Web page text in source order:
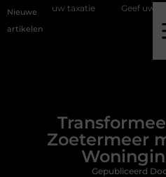
Nieuwe
artikelen
Geef uw slaapkamer een
Zoetermeer
Gepubliceerd